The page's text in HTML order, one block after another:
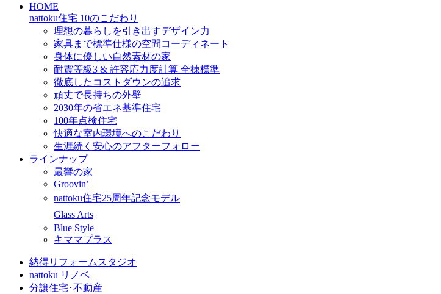
HOME
nattoku住宅 10のこだわり
理想の暮らしを引き出すデザイン力
家具まで標準仕様の空間コーディネート
身体に優しい自然素材の家
耐震等級3 & 許容応力度計算 全棟標準
徹底したコストダウンの追求
頑丈で長持ちの外壁
2030年の省エネ基準住宅
100年点検住宅
快適な室内環境へのこだわり
生涯続く安心のアフターフォロー
ラインナップ
最響の家
Groovin’
nattoku住宅25周年記念モデル
Glass Arts
Blue Style
キママプラス
納得リフォームスタジオ
nattoku リノベ
分譲住宅･不動産